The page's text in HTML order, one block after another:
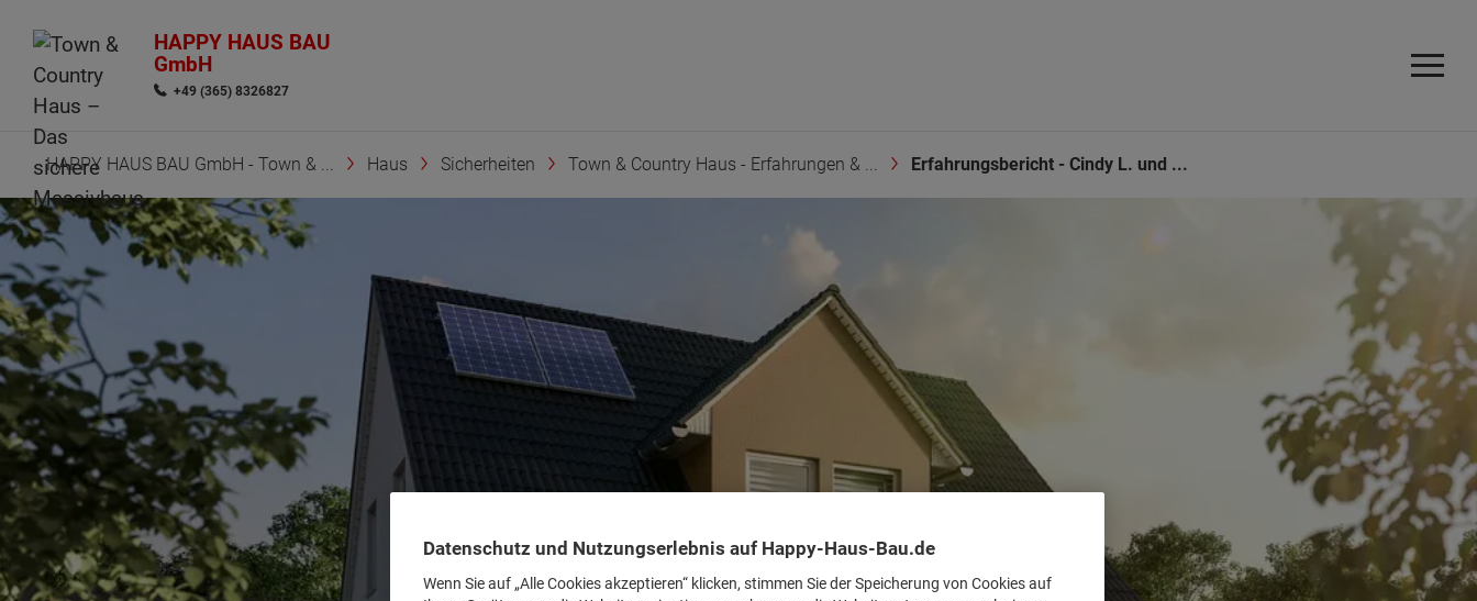
HAPPY HAUS BAU
GmbH
+49 (365) 8326827
HAPPY HAUS BAU GmbH - Town & ... Haus Sicherheiten Town & Country Haus - Erfahrungen & ... Erfahrungsbericht - Cindy L. und ...
Datenschutz und Nutzungserlebnis auf Happy-Haus-Bau.de
Wenn Sie auf „Alle Cookies akzeptieren“ klicken, stimmen Sie der Speicherung von Cookies auf